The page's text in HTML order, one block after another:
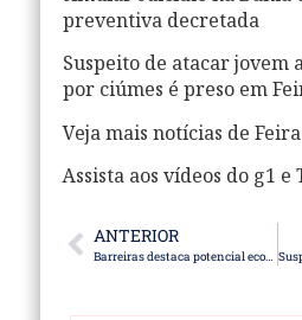
preventiva decretada
Suspeito de atacar jovem
por ciúmes é preso em
Veja mais notícias de
Assista aos vídeos do g1 e
ANTERIOR
Barreiras destaca potencial econômico, turístico e agroindustrial durante a Bahia Farm Show 2026